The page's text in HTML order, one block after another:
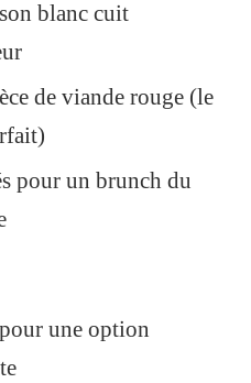
blanc cuit
de viande rouge (le
pour un brunch du
une option